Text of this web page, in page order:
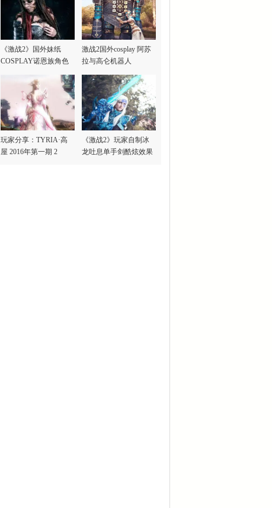
《激战2》国外妹纸
COSPLAY诺恩族角色
激战2国外cosplay 阿苏
拉与高仑机器人
玩家分享：TYRIA·高
屋 2016年第一期 2
《激战2》玩家自制冰
龙吐息单手剑酷炫效果